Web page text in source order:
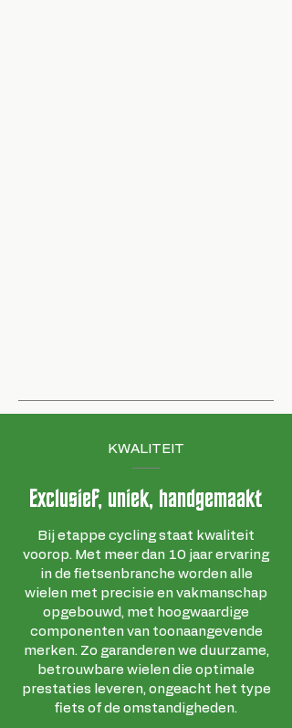
KWALITEIT
Exclusief, uniek, handgemaakt
Bij etappe cycling staat kwaliteit
voorop. Met meer dan 10 jaar ervaring
in de fietsenbranche worden alle
wielen met precisie en vakmanschap
opgebouwd, met hoogwaardige
componenten van toonaangevende
merken. Zo garanderen we duurzame,
betrouwbare wielen die optimale
prestaties leveren, ongeacht het type
fiets of de omstandigheden.